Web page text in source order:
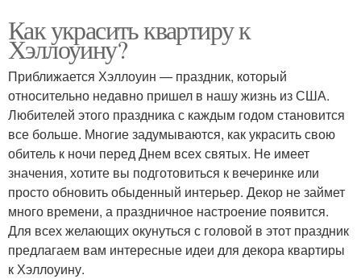
Как украсить квартиру к
Хэллоуину?
Приближается Хэллоуин — праздник, который
относительно недавно пришел в нашу жизнь из США.
Любителей этого праздника с каждым годом становится
все больше. Многие задумываются, как украсить свою
обитель к ночи перед Днем всех святых. Не имеет
значения, хотите вы подготовиться к вечеринке или
просто обновить обыденный интерьер. Декор не займет
много времени, а праздничное настроение появится.
Для всех желающих окунуться с головой в этот праздник
предлагаем вам интересные идеи для декора квартиры
к Хэллоуину.